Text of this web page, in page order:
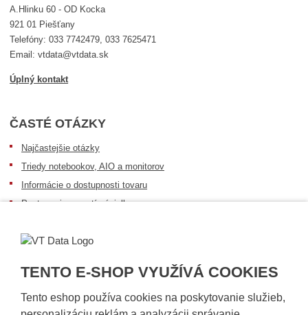
TENTO E-SHOP VYUŽÍVÁ COOKIES
Tento eshop používa cookies na poskytovanie služieb,
A.Hlinku 60 - OD Kocka
921 01 Piešťany
Telefóny: 033 7742479, 033 7625471
Email: vtdata@vtdata.sk
Úplný kontakt
ČASTÉ OTÁZKY
Najčastejšie otázky
Triedy notebookov, AIO a monitorov
Informácie o dostupnosti tovaru
Postup pri prevzatí zásielky
Sledovanie zásielok